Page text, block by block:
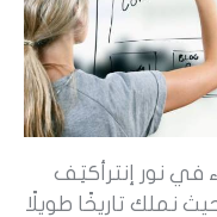
في نور إنترأكتِف
نملك تاريخًا طويلًا